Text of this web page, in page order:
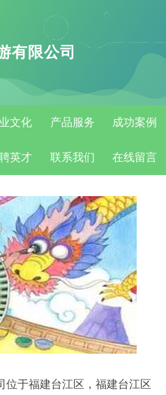
有限公司
文化 产品服务 成功案例
英才 联系我们 在线留言
位于福建台江区，福建台江区